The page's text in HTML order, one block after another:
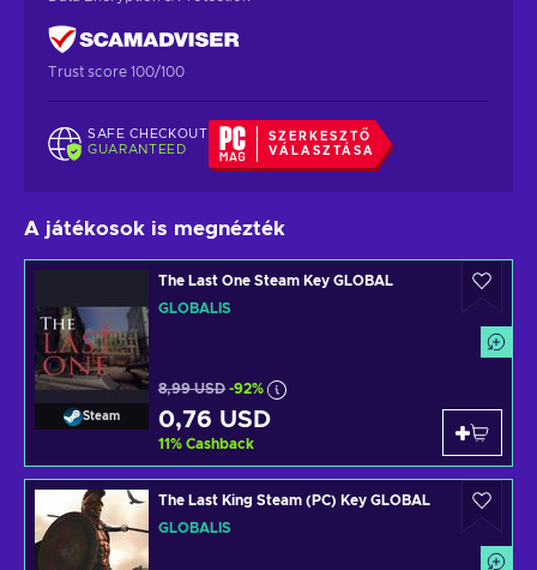
Trust score 100/100
SAFE CHECKOUT
GUARANTEED
SZERKESZTŐ
VÁLASZTÁSA
A játékosok is megnézték
Steam
The Last One Steam Key GLOBAL
GLOBÁLIS
8,99 USD -92%
0,76 USD
11% Cashback
The Last King Steam (PC) Key GLOBAL
GLOBÁLIS